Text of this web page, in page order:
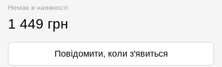
Немає в наявності
1 449 грн
Повідомити, коли з'явиться